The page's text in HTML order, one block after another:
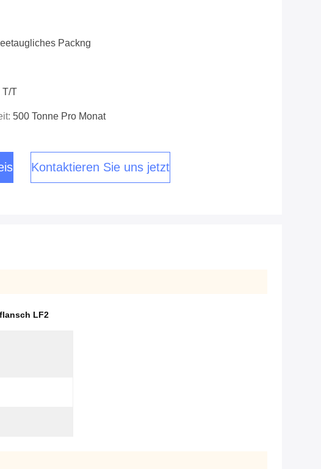
Packng
T/T
500 Tonne Pro Monat
Kontaktieren Sie uns jetzt
LF2